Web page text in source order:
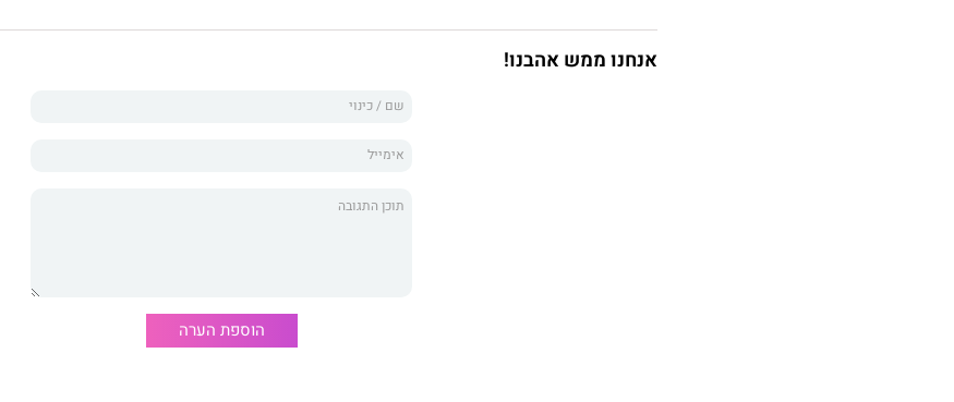
מסתיר סודות, שקרים ופצעים שמעולם לא באמת החלימו.
לצד כל אלה אליסון פוגשת בהיידן.
זה שאנשים לוחשים את שמו בשקט ומעדיפים לא להתקרב אליו.
אבל בניגוד לכולם, אליסון לא מצליחה לשמור מרחק מהבחור הזעוף והציני.
כל השקרים שסיפרתם הוא החלק הראשון בדואט הרכס השחור, שמקדים את הספר
אנחנו ממש אהבנו!
הוספת הערה